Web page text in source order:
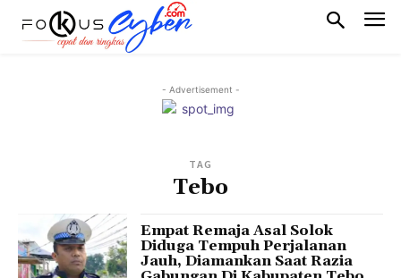
- Advertisement -
TAG
Tebo
Empat Remaja Asal Solok
Diduga Tempuh Perjalanan
Jauh, Diamankan Saat Razia